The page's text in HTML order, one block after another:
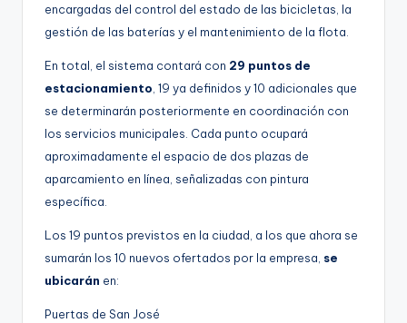
encargadas del control del estado de las bicicletas, la
gestión de las baterías y el mantenimiento de la flota.
En total, el sistema contará con 29 puntos de
estacionamiento , 19 ya definidos y 10 adicionales que
se determinarán posteriormente en coordinación con
los servicios municipales. Cada punto ocupará
aproximadamente el espacio de dos plazas de
aparcamiento en línea, señalizadas con pintura
específica.
Los 19 puntos previstos en la ciudad, a los que ahora se
sumarán los 10 nuevos ofertados por la empresa, se
ubicarán en:
Puertas de San José